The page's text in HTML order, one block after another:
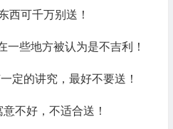
西可千万别送！
一些地方被认为是不吉利！
定的讲究，最好不要送！
意不好，不适合送！